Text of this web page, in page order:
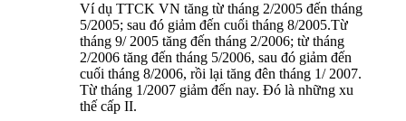
Ví dụ TTCK VN tăng từ tháng 2/2005 đến tháng
5/2005; sau đó giảm đến cuối tháng 8/2005.Từ
tháng 9/ 2005 tăng đến tháng 2/2006; từ tháng
2/2006 tăng đến tháng 5/2006, sau đó giảm đến
cuối tháng 8/2006, rồi lại tăng đên tháng 1/ 2007.
Từ tháng 1/2007 giảm đến nay. Đó là những xu
thế cấp II.